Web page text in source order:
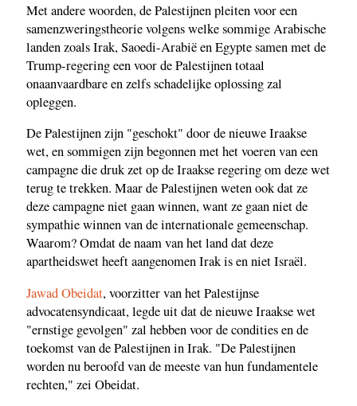
Met andere woorden, de Palestijnen pleiten voor een
samenzweringstheorie volgens welke sommige Arabische
landen zoals Irak, Saoedi-Arabië en Egypte samen met de
Trump-regering een voor de Palestijnen totaal
onaanvaardbare en zelfs schadelijke oplossing zal
opleggen.
De Palestijnen zijn "geschokt" door de nieuwe Iraakse
wet, en sommigen zijn begonnen met het voeren van een
campagne die druk zet op de Iraakse regering om deze wet
terug te trekken. Maar de Palestijnen weten ook dat ze
deze campagne niet gaan winnen, want ze gaan niet de
sympathie winnen van de internationale gemeenschap.
Waarom? Omdat de naam van het land dat deze
apartheidswet heeft aangenomen Irak is en niet Israël.
Jawad Obeidat, voorzitter van het Palestijnse
advocatensyndicaat, legde uit dat de nieuwe Iraakse wet
"ernstige gevolgen" zal hebben voor de condities en de
toekomst van de Palestijnen in Irak. "De Palestijnen
worden nu beroofd van de meeste van hun fundamentele
rechten," zei Obeidat.